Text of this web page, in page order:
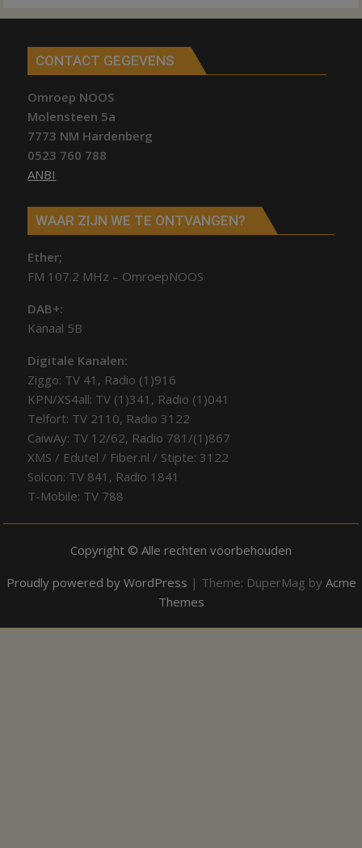
CONTACT GEGEVENS
Omroep NOOS
Molensteen 5a
7773 NM Hardenberg
0523 760 788
ANBI
WAAR ZIJN WE TE ONTVANGEN?
Ether;
FM 107.2 MHz – OmroepNOOS
DAB+:
Kanaal 5B
Digitale Kanalen:
Ziggo: TV 41, Radio (1)916
KPN/XS4all: TV (1)341, Radio (1)041
Telfort: TV 2110, Radio 3122
CaiwAy: TV 12/62, Radio 781/(1)867
XMS / Edutel / Fiber.nl / Stipte: 3122
Solcon: TV 841, Radio 1841
T-Mobile: TV 788
Copyright © Alle rechten voorbehouden
Proudly powered by WordPress | Theme: DuperMag by Acme
Themes